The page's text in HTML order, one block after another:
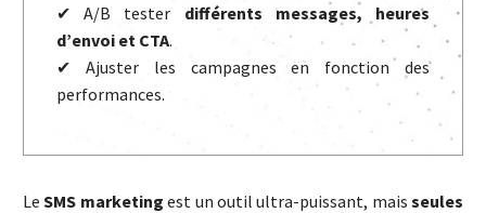
✔ A/B tester différents messages, heures
d’envoi et CTA.
✔ Ajuster les campagnes en fonction des
performances.
LeSMS marketing est un outil ultra-puissant, mais seules